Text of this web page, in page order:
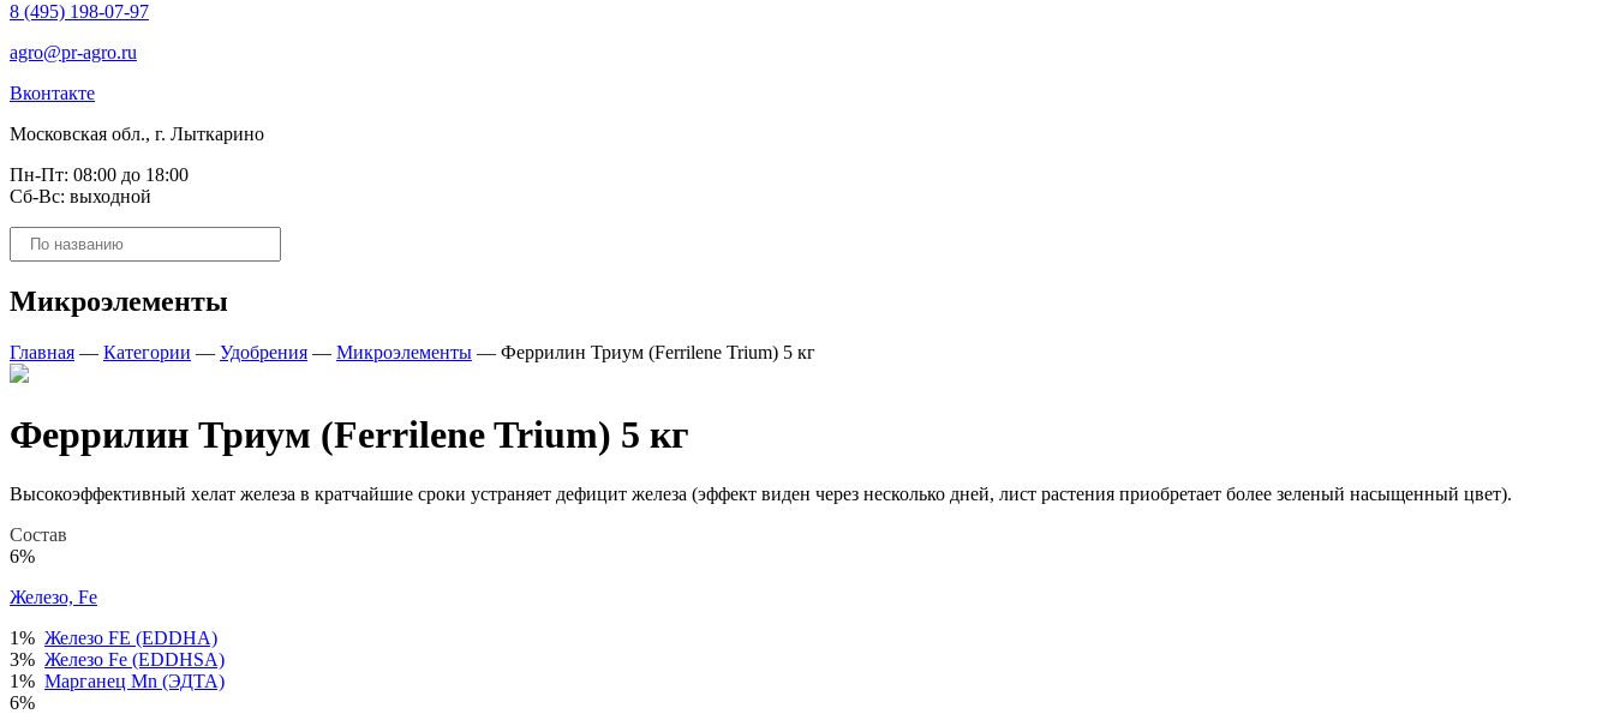
8 (495) 198-07-97
agro@pr-agro.ru
Вконтакте
Московская обл., г. Лыткарино
Пн-Пт: 08:00 до 18:00
Сб-Вс: выходной
Поиск
товаров
Микроэлементы
Главная — Категории — Удобрения — Микроэлементы — Феррилин Триум (Ferrilene Trium) 5 кг
Феррилин Триум (Ferrilene Trium) 5 кг
Высокоэффективный хелат железа в кратчайшие сроки устраняет дефицит железа (эффект виден через несколько дней, лист растения приобретает более зеленый насыщенный цвет).
Состав
6%
Железо, Fe
1% Железо FE (EDDHA)
3% Железо Fe (EDDHSA)
1% Марганец Mn (ЭДТА)
6%